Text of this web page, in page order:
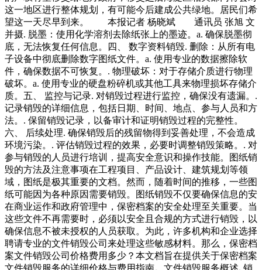
这一地区进行整体规划，有可能今后建成公共绿地。居民们希
望这一天尽早到来。 本报记者 杨晓斌 通讯员 张旭 文
并摄. 脱墨：使用化学溶剂去除纸张上的墨迹。a. 确保脱墨彻
底，无法恢复任何信息。四、 数字资料销毁. 删除：从所有电
子设备中彻底删除数字图纸文件。a. 使用专业的数据擦除软
件，确保数据不可恢复。. 物理破坏：对于存储介质进行物理
破坏。a. 使用专业的硬盘粉碎机或其他工具来物理损坏存储介
质。五、 监控与记录. 对销毁过程进行监控，确保没有遗漏。.
记录销毁的详细信息，包括日期、时间、地点、参与人员和方
法。. 保留销毁记录，以备审计和证明销毁过程的完整性。
六、 后续处理. 确保销毁后的残留物得到妥善处理，不会造成
环境污染。. 评估销毁过程的效果，必要时调整销毁策略。. 对
参与销毁的人员进行培训，提高安全意识和操作技能。图纸销
毁的方法及注意事项在工程项目、产品设计、建筑规划等领
域，图纸是极其重要的文档。然而，随着时间的推移，一些图
纸可能因为各种原因需要销毁。图纸销毁不仅要确保信息的安
在商业运作和政府管理中，保密档案的安全处理至关重要。当
这些文件不再需要时，必须以安全且合规的方式进行销毁，以
确保信息不被未授权的人员获取。为此，许多机构和企业选择
聘请专业的文件销毁公司来处理这些敏感材料。那么，保密档
案文件销毁公司价格费用多少？本文档旨在提供关于保密档案